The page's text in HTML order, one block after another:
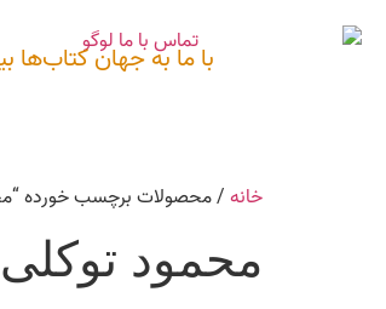
با ما به جهان کتاب‌ها
خانه / محصولات برچسب خورده
محمود توکلی